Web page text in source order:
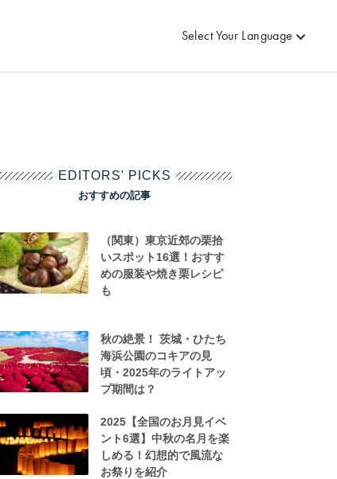
Select Your Language
EDITORS' PICKS
おすすめの記事
（関東）東京近郊の栗拾
いスポット16選！おすす
めの服装や焼き栗レシピ
も
秋の絶景！ 茨城・ひたち
海浜公園のコキアの見
頃・2025年のライトアッ
プ期間は？
2025【全国のお月見イベ
ント6選】中秋の名月を楽
しめる！幻想的で風流な
お祭りを紹介